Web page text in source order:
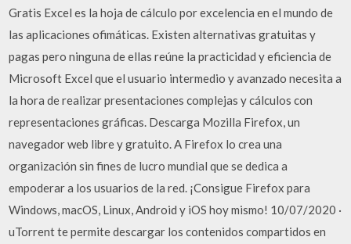
Gratis Excel es la hoja de cálculo por excelencia en el mundo de
las aplicaciones ofimáticas. Existen alternativas gratuitas y
pagas pero ninguna de ellas reúne la practicidad y eficiencia de
Microsoft Excel que el usuario intermedio y avanzado necesita a
la hora de realizar presentaciones complejas y cálculos con
representaciones gráficas. Descarga Mozilla Firefox, un
navegador web libre y gratuito. A Firefox lo crea una
organización sin fines de lucro mundial que se dedica a
empoderar a los usuarios de la red. ¡Consigue Firefox para
Windows, macOS, Linux, Android y iOS hoy mismo! 10/07/2020 ·
uTorrent te permite descargar los contenidos compartidos en